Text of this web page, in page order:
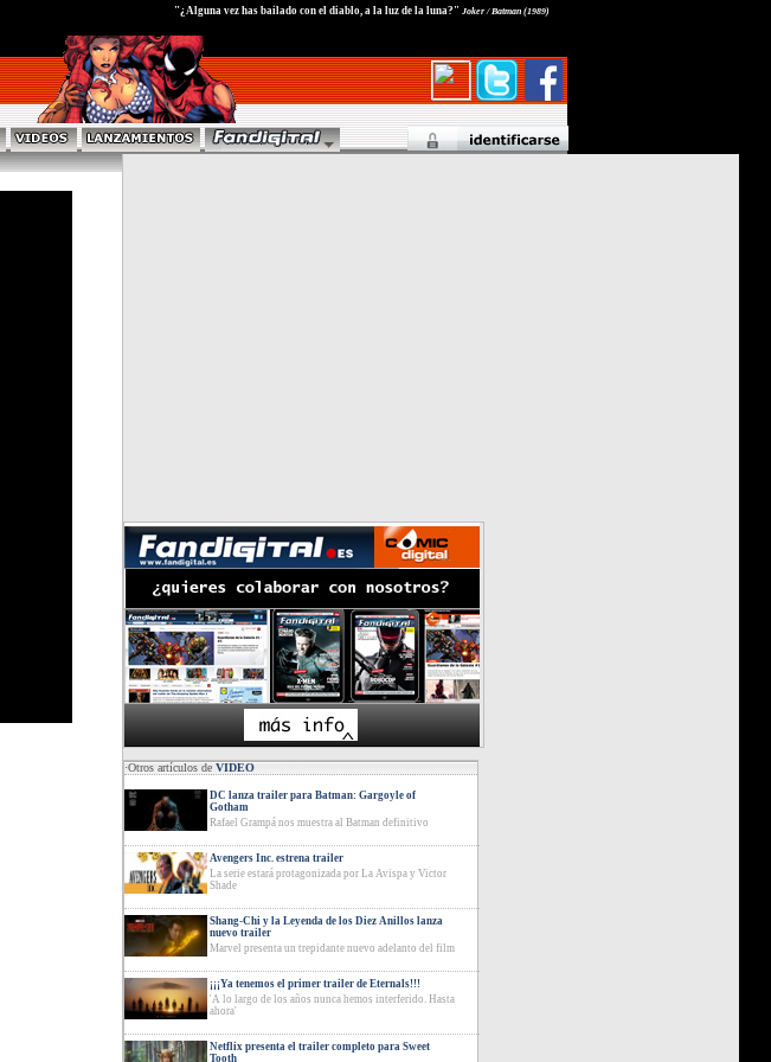
"¿Alguna vez has bailado con el diablo, a la luz de la luna?" Joker / Batman (1989)
·Otros artículos deVIDEO
DC lanza trailer para Batman: Gargoyle of
Gotham
Rafael Grampá nos muestra al Batman definitivo
Avengers Inc. estrena trailer
La serie estará protagonizada por La Avispa y Victor
Shade
Shang-Chi y la Leyenda de los Diez Anillos lanza
nuevo trailer
Marvel presenta un trepidante nuevo adelanto del film
¡¡¡Ya tenemos el primer trailer de Eternals!!!
'A lo largo de los años nunca hemos interferido. Hasta
ahora'
Netflix presenta el trailer completo para Sweet
Tooth